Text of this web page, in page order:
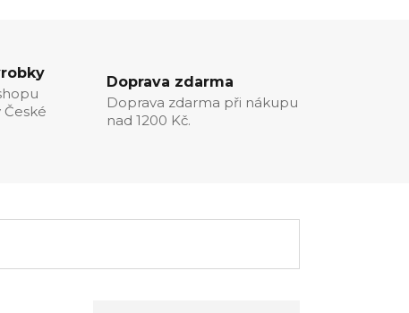
České
Doprava zdarma
Doprava zdarma při nákupu
nad 1200 Kč.